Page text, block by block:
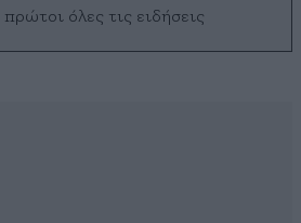
όλες τις ειδήσεις